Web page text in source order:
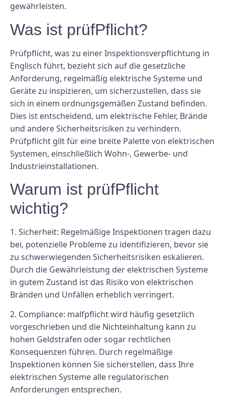
gewährleisten.
Was ist prüfPflicht?
Prüfpflicht, was zu einer Inspektionsverpflichtung in
Englisch führt, bezieht sich auf die gesetzliche
Anforderung, regelmäßig elektrische Systeme und
Geräte zu inspizieren, um sicherzustellen, dass sie
sich in einem ordnungsgemäßen Zustand befinden.
Dies ist entscheidend, um elektrische Fehler, Brände
und andere Sicherheitsrisiken zu verhindern.
Prüfpflicht gilt für eine breite Palette von elektrischen
Systemen, einschließlich Wohn-, Gewerbe- und
Industrieinstallationen.
Warum ist prüfPflicht
wichtig?
1. Sicherheit: Regelmäßige Inspektionen tragen dazu
bei, potenzielle Probleme zu identifizieren, bevor sie
zu schwerwiegenden Sicherheitsrisiken eskalieren.
Durch die Gewährleistung der elektrischen Systeme
in gutem Zustand ist das Risiko von elektrischen
Bränden und Unfällen erheblich verringert.
2. Compliance: malfpflicht wird häufig gesetzlich
vorgeschrieben und die Nichteinhaltung kann zu
hohen Geldstrafen oder sogar rechtlichen
Konsequenzen führen. Durch regelmäßige
Inspektionen können Sie sicherstellen, dass Ihre
elektrischen Systeme alle regulatorischen
Anforderungen entsprechen.